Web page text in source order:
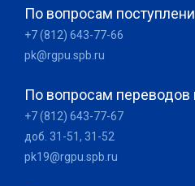
По вопросам
+7 (812) 643-77-66
pk@rgpu.spb.ru
По вопросам переводов
+7 (812) 643-77-67
доб. 31-51, 31-52
pk19@rgpu.spb.ru